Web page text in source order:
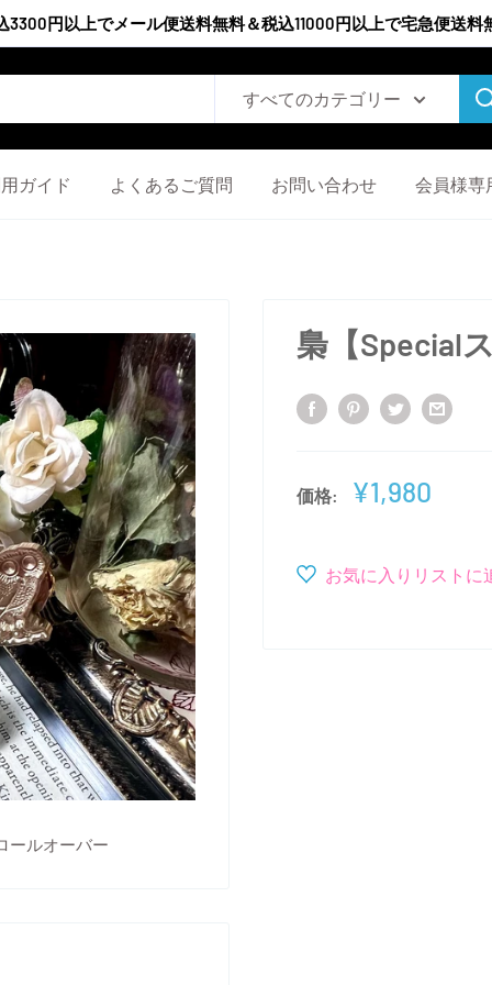
円以上でメール便送料無料＆税込11000円以上で宅急便送
すべてのカテゴリー
ガイド よくあるご質問 お問い合わせ 会員様専
ールオーバー
梟【Special
価格:
販
格
¥1,980
お気に入りリストに